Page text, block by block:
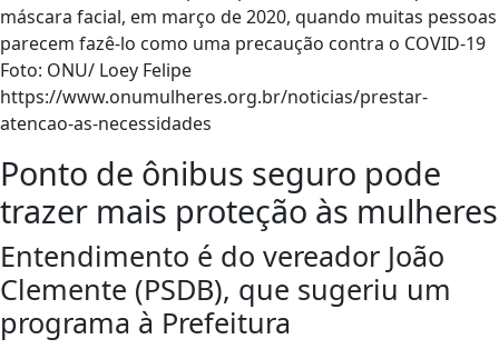
máscara facial, em março de 2020, quando muitas pessoas
parecem fazê-lo como uma precaução contra o COVID-19
Foto: ONU/ Loey Felipe
https://www.onumulheres.org.br/noticias/prestar-
atencao-as-necessidades
Ponto de ônibus seguro pode
trazer mais proteção às mulheres
Entendimento é do vereador João
Clemente (PSDB), que sugeriu um
programa à Prefeitura